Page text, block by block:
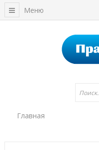
Меню
Главная